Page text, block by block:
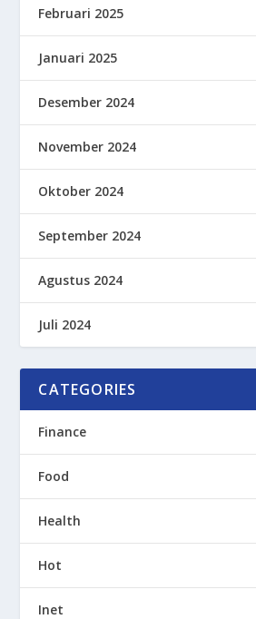
Februari 2025
Januari 2025
Desember 2024
November 2024
Oktober 2024
September 2024
Agustus 2024
Juli 2024
CATEGORIES
Finance
Food
Health
Hot
Inet